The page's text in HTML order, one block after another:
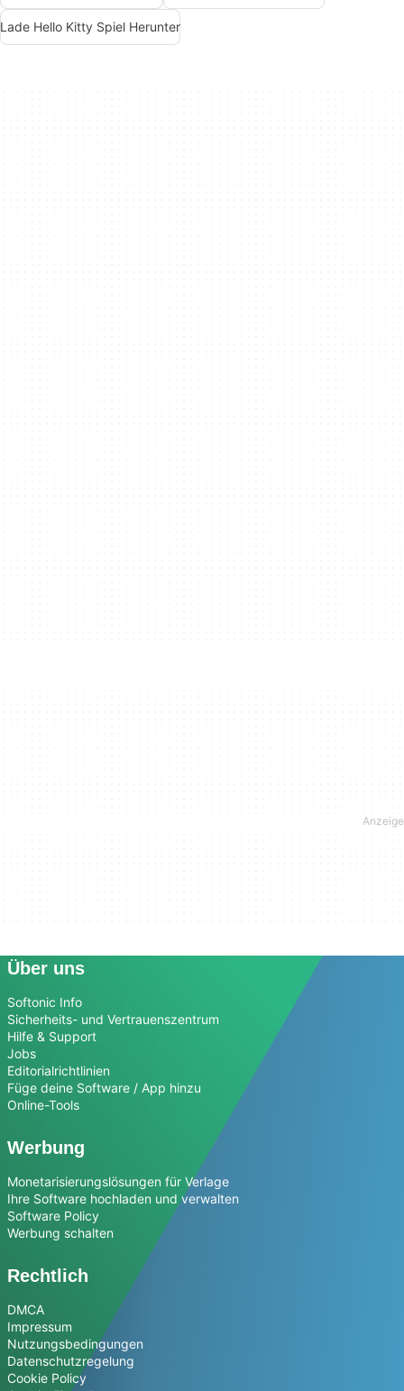
Lade Hello Kitty Spiel Herunter
Über uns
Softonic Info
Sicherheits- und Vertrauenszentrum
Hilfe & Support
Jobs
Editorialrichtlinien
Füge deine Software / App hinzu
Online-Tools
Werbung
Monetarisierungslösungen für Verlage
Ihre Software hochladen und verwalten
Software Policy
Werbung schalten
Rechtlich
DMCA
Impressum
Nutzungsbedingungen
Datenschutzregelung
Cookie Policy